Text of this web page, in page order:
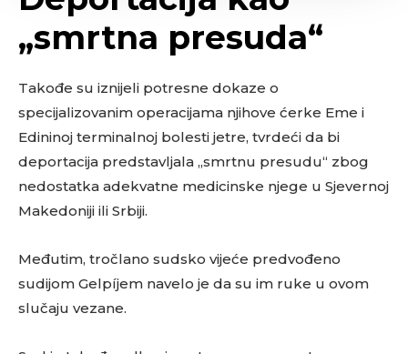
„smrtna presuda“
Takođe su iznijeli potresne dokaze o
specijalizovanim operacijama njihove ćerke Eme i
Edininoj terminalnoj bolesti jetre, tvrdeći da bi
deportacija predstavljala „smrtnu presudu“ zbog
nedostatka adekvatne medicinske njege u Sjevernoj
Makedoniji ili Srbiji.
Međutim, tročlano sudsko vijeće predvođeno
sudijom Gelpíjem navelo je da su im ruke u ovom
slučaju vezane.